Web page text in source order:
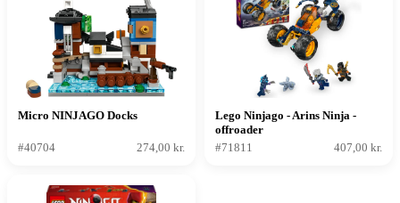
Micro NINJAGO Docks
#40704 274,00 kr.
Lego Ninjago - Arins Ninja -
offroader
#71811
407,00 kr.